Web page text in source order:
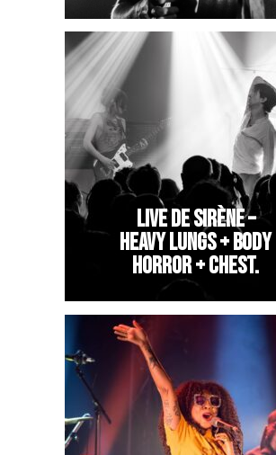
LIVE DE SIRÈNE –
HEAVY LUNGS + BODY
HORROR + CHEST.